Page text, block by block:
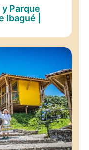
Parque
Ibagué |